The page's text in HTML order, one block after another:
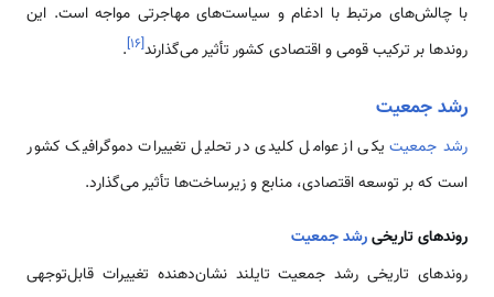
با چالش‌های مرتبط با ادغام و سیاست‌های مهاجرتی مواجه است. این
روندها بر ترکیب قومی و اقتصادی کشور تأثیر می‌گذارند[۱۶]
.
رشد جمعیت
رشد جمعیت یکی از عوامل کلیدی در تحلیل تغییرات دموگرافیک کشور
است که بر توسعه اقتصادی، منابع و زیرساخت‌ها تأثیر می‌گذارد.
روندهای تاریخیرشد جمعیت
روندهای تاریخی رشد جمعیت تایلند نشان‌دهنده تغییرات قابل‌توجهی